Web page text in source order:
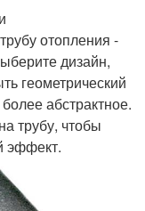
отопления -
дизайн,
геометрический
абстрактное.
трубу, чтобы
эффект.